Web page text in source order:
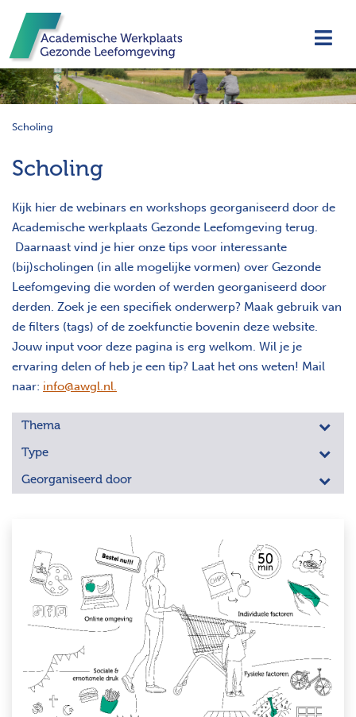
Scholing
Scholing
Kijk hier de webinars en workshops georganiseerd door de
Academische werkplaats Gezonde Leefomgeving terug.
Daarnaast vind je hier onze tips voor interessante
(bij)scholingen (in alle mogelijke vormen) over Gezonde
Leefomgeving die worden of werden georganiseerd door
derden. Zoek je een specifiek onderwerp? Maak gebruik van
de filters (tags) of de zoekfunctie bovenin deze website.
Jouw input voor deze pagina is erg welkom. Wil je je
ervaring delen of heb je een tip? Laat het ons weten! Mail
naar: info@awgl.nl.
Thema
Type
Georganiseerd door